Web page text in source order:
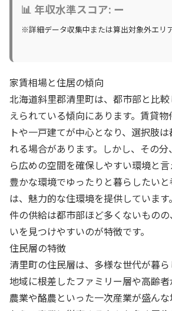
📊 年収水準スコア: ー
※詳細データ収集中または算出対象外エリ
家賃相場と住居の傾向
北海道斜里郡清里町は、都市部と比
えられている傾向にあります。賃貸
トや一戸建てが中心となり、選択肢
れる場合があります。しかし、その
ら広めの空間を確保しやすい環境と
豊かな環境でゆったりと暮らしたい
は、魅力的な住環境を提供していま
件の供給は都市部ほど多くないもの
いを見つけやすいのが特徴です。
住民層の特徴
清里町の住民層は、多様な世代が暮
地域に根差したファミリー層や高齢者
農業や酪農といった一次産業が盛ん